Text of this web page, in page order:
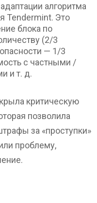
алгоритма
Tendermint. Это
блока по
(2/3
— 1/3
с частными /
и т. д.
критическую
позволила
за «проступки»
проблему,